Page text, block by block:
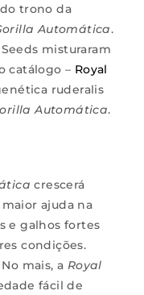
trono da
Automática.
misturaram
catálogo – Royal
ruderalis
Automática.
crescerá
ajuda na
e galhos fortes
condições.
mais, a Royal
fácil de